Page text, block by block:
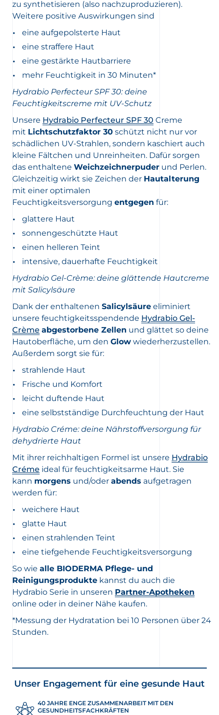
zu synthetisieren (also nachzuproduzieren).
Weitere positive Auswirkungen sind
eine aufgepolsterte Haut
eine straffere Haut
eine gestärkte Hautbarriere
mehr Feuchtigkeit in 30 Minuten*
Hydrabio Perfecteur SPF 30: deine
Feuchtigkeitscreme mit UV-Schutz
Unsere Hydrabio Perfecteur SPF 30 Creme
mit Lichtschutzfaktor 30 schützt nicht nur vor
schädlichen UV-Strahlen, sondern kaschiert auch
kleine Fältchen und Unreinheiten. Dafür sorgen
das enthaltene Weichzeichnerpuder und Perlen.
Gleichzeitig wirkt sie Zeichen der Hautalterung
mit einer optimalen
Feuchtigkeitsversorgung entgegen für:
glattere Haut
sonnengeschützte Haut
einen helleren Teint
intensive, dauerhafte Feuchtigkeit
Hydrabio Gel-Crème: deine glättende Hautcreme
mit Salicylsäure
Dank der enthaltenen Salicylsäure eliminiert
unsere feuchtigkeitsspendende Hydrabio Gel-
Crème abgestorbene Zellen und glättet so deine
Hautoberfläche, um den Glow wiederherzustellen.
Außerdem sorgt sie für:
strahlende Haut
Frische und Komfort
leicht duftende Haut
eine selbstständige Durchfeuchtung der Haut
Hydrabio Créme: deine Nährstoffversorgung für
dehydrierte Haut
Mit ihrer reichhaltigen Formel ist unsere Hydrabio
Créme ideal für feuchtigkeitsarme Haut. Sie
kann morgens und/oder abends aufgetragen
werden für:
weichere Haut
glatte Haut
einen strahlenden Teint
eine tiefgehende Feuchtigkeitsversorgung
So wie alle BIODERMA Pflege- und
Reinigungsprodukte kannst du auch die
Hydrabio Serie in unseren Partner-Apotheken
online oder in deiner Nähe kaufen.
*Messung der Hydratation bei 10 Personen über 24
Stunden.
Unser Engagement für eine gesunde Haut
40 JAHRE ENGE ZUSAMMENARBEIT MIT DEN
GESUNDHEITSFACHKRÄFTEN